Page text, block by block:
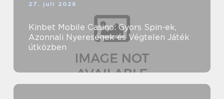
27. juli 2026
Kinbet Mobile Casino: Gyors Spin-ek,
Azonnali Nyereségek és Végtelen Játék
útközben